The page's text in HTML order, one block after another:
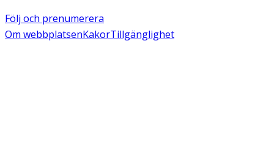
Följ och prenumerera
Om webbplatsenKakorTillgänglighet